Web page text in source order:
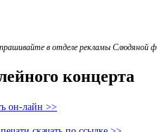
в отделе рекламы Слюдяной
концерта
он-лайн >>